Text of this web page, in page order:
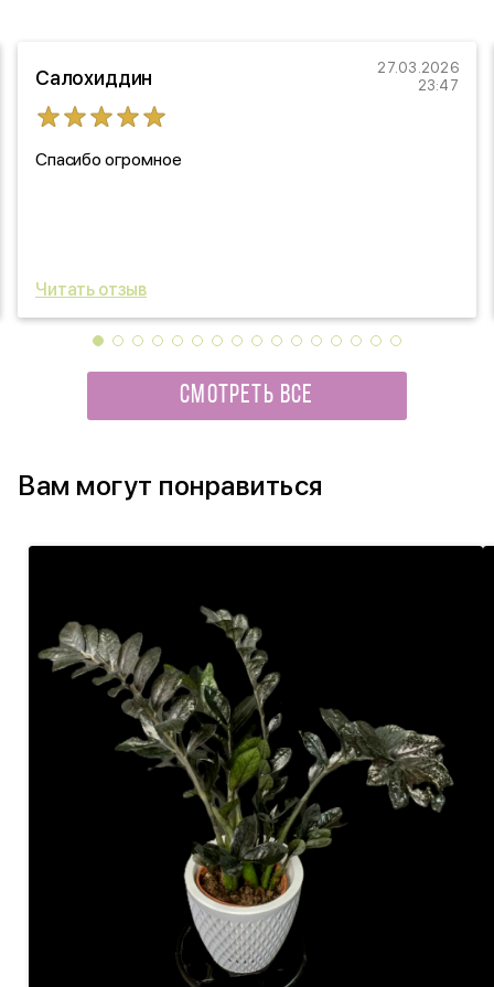
Салохиддин
27.03.2026
23:47
Спасибо огромное
Читать отзыв
СМОТРЕТЬ ВСЕ
Вам могут понравиться